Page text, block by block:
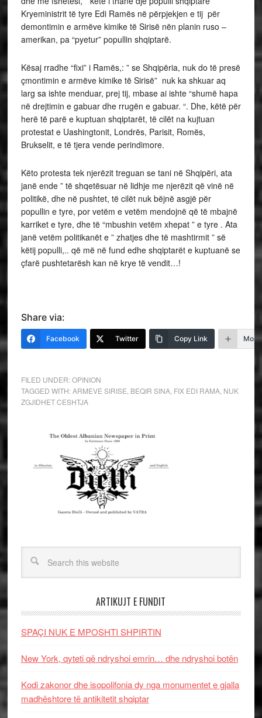
Kryeministrit të tyre Edi Ramës në përpjekjen e tij për
demontimin e armëve kimike të Sirisë nën planin ruso –
amerikan, pa “pyetur” popullin shqiptarë.
Kësaj rradhe “fixi” i Ramës,: ” se Shqipëria, nuk do të presë
çmontimin e armëve kimike të Sirisë” nuk ka shkuar aq
larg sa ishte menduar, prej tij, mbase ai ishte “shumë hapa
në drejtimin e gabuar dhe rrugën e gabuar. “. Dhe, këtë për
herë të parë e kuptuan shqiptarët, të cilët na kujtuan
protestat e Uashingtonit, Londrës, Parisit, Romës,
Brukselit, e të tjera vende perindimore.
Këto protesta tek njerëzit treguan se tani në Shqipëri, ata
janë ende ” të shqetësuar në lidhje me njerëzit që vinë në
politikë, dhe në pushtet, të cilët nuk bëjnë asgjë për
popullin e tyre, por vetëm e vetëm mendojnë që të mbajnë
karriket e tyre, dhe të “mbushin vetëm xhepat ” e tyre . Ata
janë vetëm politikanët e ” zhatjes dhe të mashtirmit ” së
këtij populli,.. që më në fund edhe shqiptarët e kuptuanë se
çfarë pushtetarësh kan në krye të vendit…!
Share via:
Facebook Twitter Copy Link More
FILED UNDER:OPINION
TAGGED WITH:ARMEVE SIRISE BEQIR SINA, FIX EDI RAMA, NUK
ZGJIDHET CESHTJA
ARTIKUJT E FUNDIT
SPAÇI NUK E MPOSHTI SHPIRTIN
New York, qyteti që ndryshoi emrin… dhe ndryshoi botën
Kodi zakonor dhe isopolifonia dy nga monumentet e gjalla
madhështore të antikitetit shqiptar